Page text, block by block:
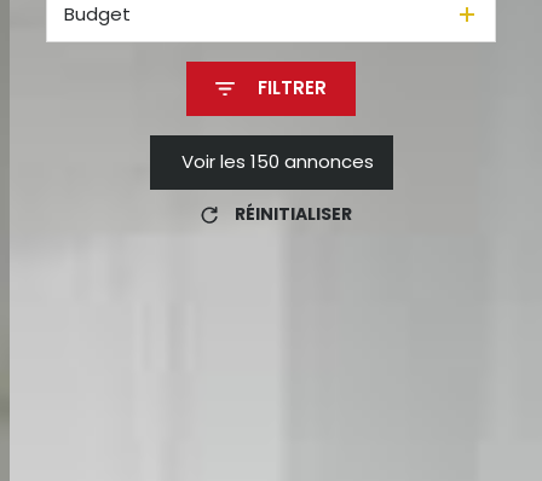
Budget
FILTRER
Voir les 150 annonces
RÉINITIALISER